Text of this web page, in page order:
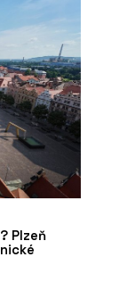
Plzeň